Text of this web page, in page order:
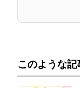
このような